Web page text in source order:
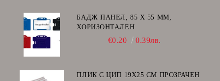
БАДЖ ПАНЕЛ, 85 Х 55 ММ,
ХОРИЗОНТАЛЕН
€0.20 0.39лв.
ПЛИК С ЦИП 19X25 CM ПРОЗРАЧЕН